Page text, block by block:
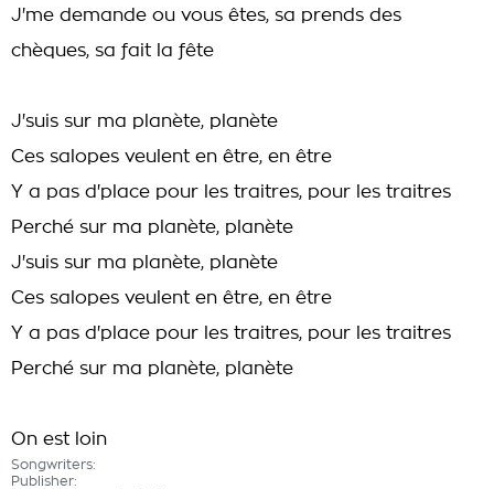
J'me demande ou vous êtes, sa prends des
chèques, sa fait la fête
J'suis sur ma planète, planète
Ces salopes veulent en être, en être
Y a pas d'place pour les traitres, pour les traitres
Perché sur ma planète, planète
J'suis sur ma planète, planète
Ces salopes veulent en être, en être
Y a pas d'place pour les traitres, pour les traitres
Perché sur ma planète, planète
On est loin
Songwriters:
Publisher: